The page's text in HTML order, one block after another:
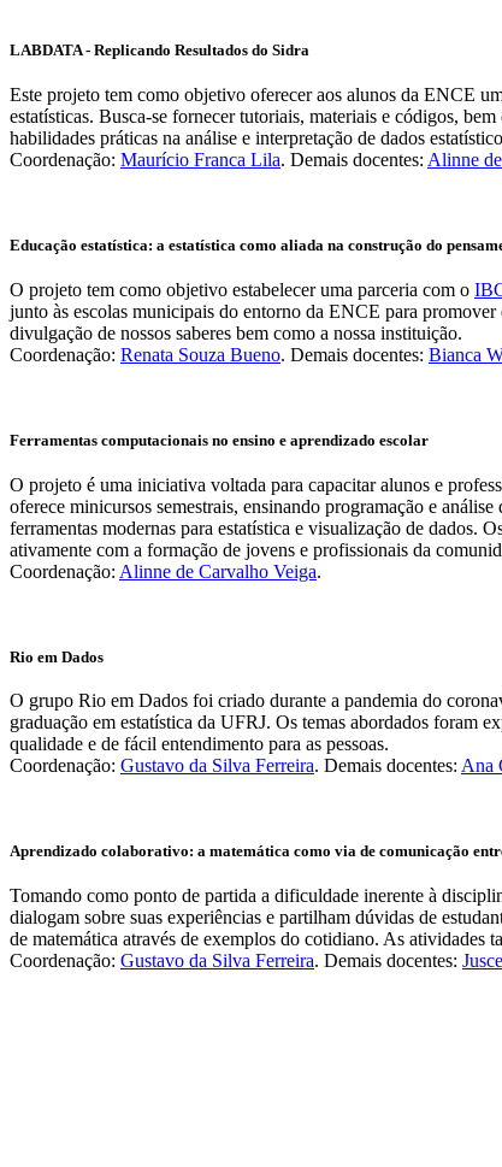
LABDATA - Replicando Resultados do Sidra
Este projeto tem como objetivo oferecer aos alunos da ENCE
estatísticas. Busca-se fornecer tutoriais, materiais e códigos,
habilidades práticas na análise e interpretação de dados
Coordenação: Maurício Franca Lila. Demais docentes: Alinne
Educação estatística: a estatística como aliada na construção do
O projeto tem como objetivo estabelecer uma parceria com o
junto às escolas municipais do entorno da ENCE para
divulgação de nossos saberes bem como a nossa instituição.
Coordenação: Renata Souza Bueno. Demais docentes: Bianca
Ferramentas computacionais no ensino e aprendizado escolar
O projeto é uma iniciativa voltada para capacitar alunos e
oferece minicursos semestrais, ensinando programação e
ferramentas modernas para estatística e visualização de dados.
ativamente com a formação de jovens e profissionais da
Coordenação: Alinne de Carvalho Veiga.
Rio em Dados
O grupo Rio em Dados foi criado durante a pandemia do
graduação em estatística da UFRJ. Os temas abordados foram
qualidade e de fácil entendimento para as pessoas.
Coordenação: Gustavo da Silva Ferreira. Demais docentes: Ana
Aprendizado colaborativo: a matemática como via de comunicação
Tomando como ponto de partida a dificuldade inerente à
dialogam sobre suas experiências e partilham dúvidas de
de matemática através de exemplos do cotidiano. As atividades
Coordenação: Gustavo da Silva Ferreira. Demais docentes: